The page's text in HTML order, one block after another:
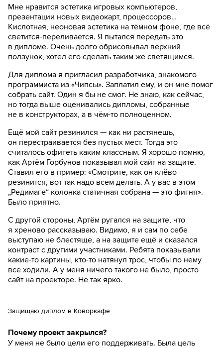
Мне нравится эстетика игровых компьютеров,
презентации новых видеокарт, процессоров…
Кислотная, неоновая эстетика на тёмном фоне, где всё
светится-переливается. Я пытался передать это
в дипломе. Очень долго обрисовывал верхний
ползунок, хотел его сделать таким же светящимся.
Для диплома я пригласил разработчика, знакомого
программиста из «Чипсы». Заплатил ему, и он мне помог
собрать сайт. Один я бы не смог. Не знаю, как сейчас,
но тогда выше оценивались дипломы, собранные
не в конструкторах, а в чём-то полноценном.
Ещё мой сайт резинился — как ни растянешь,
он перестраивается без пустых мест. Тогда это
считалось офигеть каким классным. Я хорошо помню,
как Артём Горбунов показывал мой сайт на защите.
Ставил его в пример: «Смотрите, как он клёво
резинится, вот так надо всем делать. А у вас в этом
„Редимаге“ колонка статичная собрана — это фигня».
Было приятно.
С другой стороны, Артём ругался на защите, что
я хреново рассказываю. Видимо, я и сам по себе
выступаю не блестяще, а на защите ещё и сказался
контраст с другими участниками. Ребята показывали
какие-то картины, кто-то натянул трос, чтобы по нему
все ходили. А у меня ничего такого не было, просто
сайт на проекторе. Не так ярко.
Защищаю диплом в Коворкафе
Почему проект закрылся?
У меня не было цели его поддерживать. Была цель